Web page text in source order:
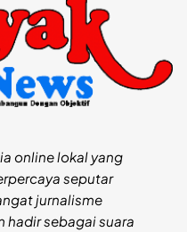
online lokal yang
seputar
jurnalisme
hadir sebagai suara